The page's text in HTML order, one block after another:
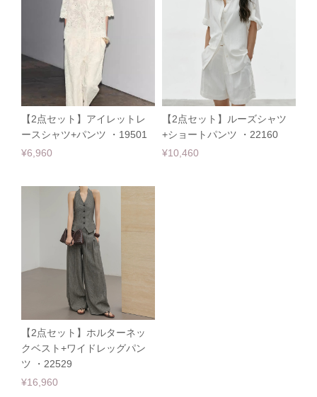
【2点セット】アイレットレ
ースシャツ+パンツ ・19501
¥6,960
【2点セット】ルーズシャツ
+ショートパンツ ・22160
¥10,460
【2点セット】ホルターネッ
クベスト+ワイドレッグパン
ツ ・22529
¥16,960